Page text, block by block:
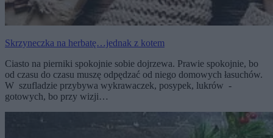
Skrzyneczka na herbatę…jednak z kotem
Ciasto na pierniki spokojnie sobie dojrzewa. Prawie spokojnie, bo
od czasu do czasu muszę odpędzać od niego domowych łasuchów.
W szufladzie przybywa wykrawaczek, posypek, lukrów -
gotowych, bo przy wizji…